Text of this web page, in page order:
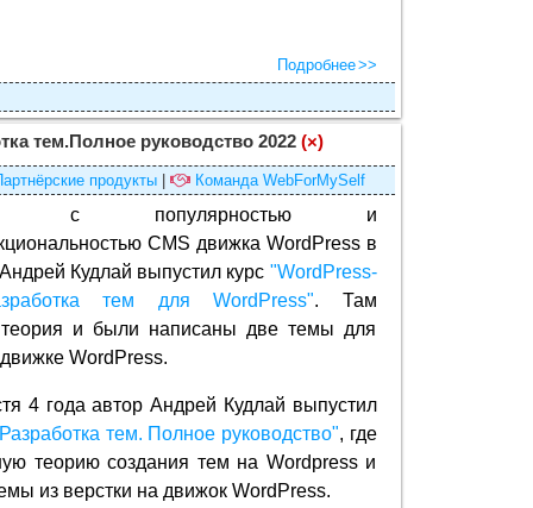
Подробнее
тем.Полное руководство 2022 (×)
продукты| Команда WebForMySelf
с популярностью и
CMS движка WordPress в
Кудлай выпустил курс "WordPress-
тем для WordPress". Там
теория и были написаны две темы для
WordPress.
4 года автор Андрей Кудлай выпустил
тем. Полное руководство", где
теорию создания тем на Wordpress и
из верстки на движок WordPress.